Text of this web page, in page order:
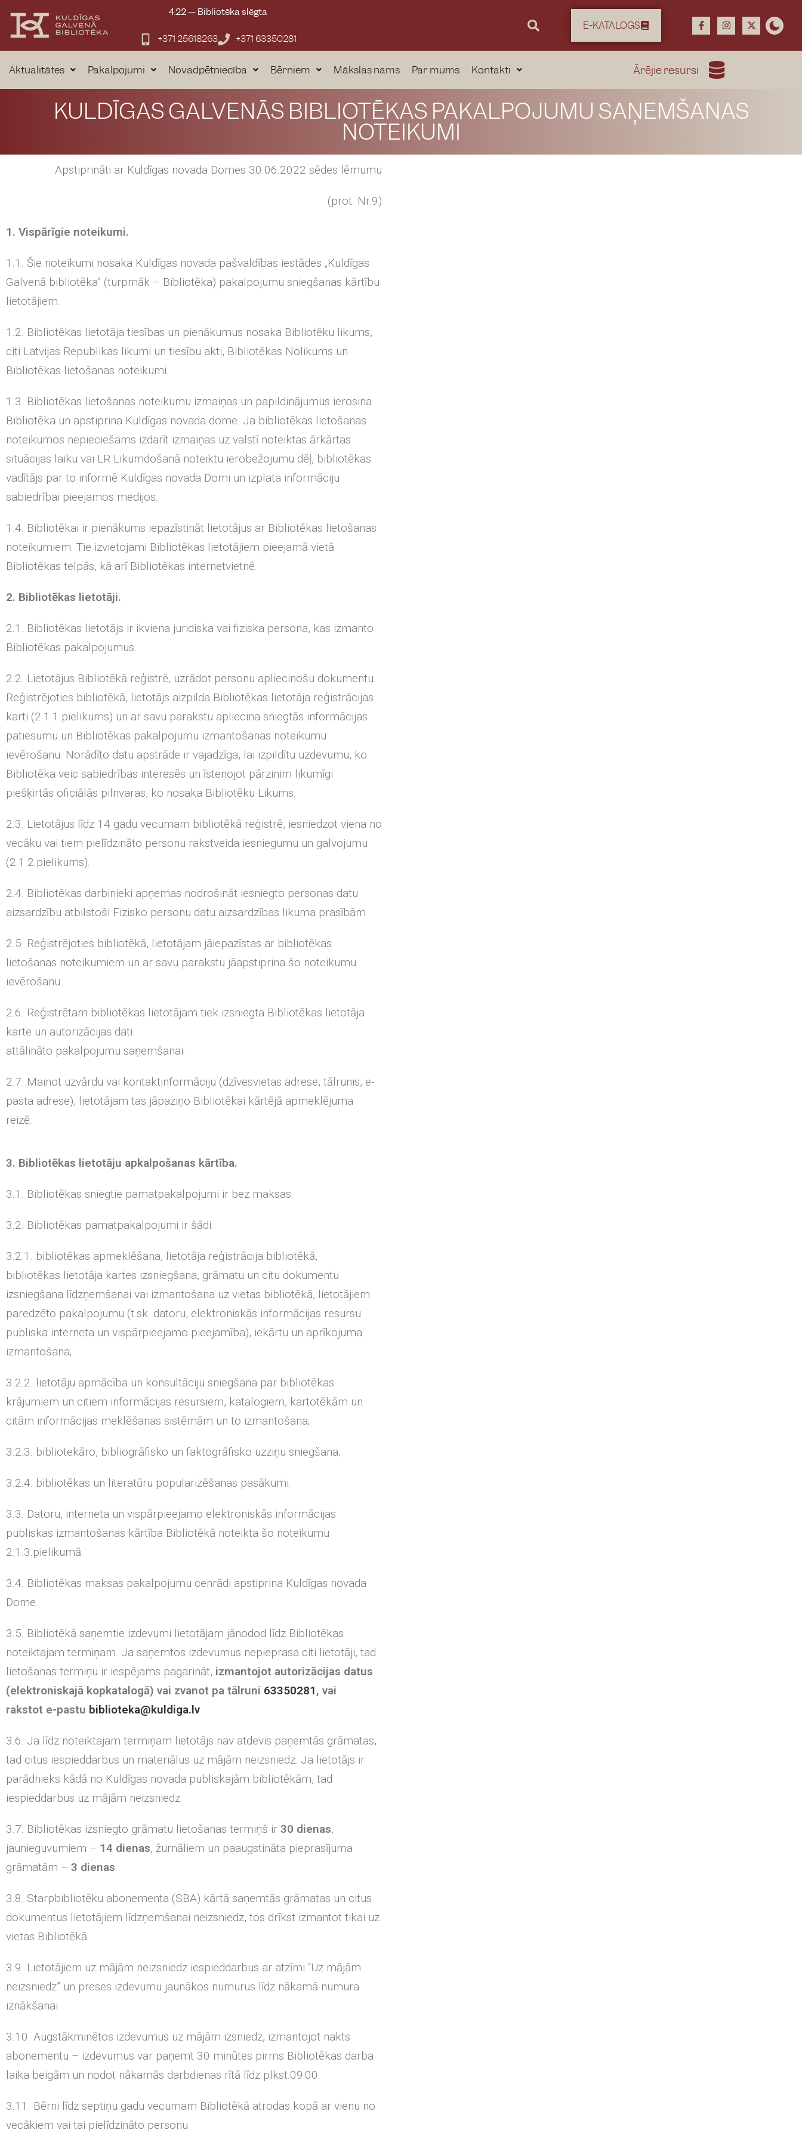
4:22— Bibliotēka slēgta
+371 25618263 +371 63350281
E-KATALOGS
Aktualitātes Pakalpojumi Novadpētniecība Bērniem Mākslas nams Par mums Kontakti Ārējie resursi
KULDĪGAS GALVENĀS BIBLIOTĒKAS PAKALPOJUMU SAŅEMŠANAS
NOTEIKUMI
Apstiprināti ar Kuldīgas novada Domes 30.06.2022 sēdes lēmumu
(prot. Nr.9)
1. Vispārīgie noteikumi.
1.1. Šie noteikumi nosaka Kuldīgas novada pašvaldības iestādes „Kuldīgas
Galvenā bibliotēka” (turpmāk – Bibliotēka) pakalpojumu sniegšanas kārtību
lietotājiem.
1.2. Bibliotēkas lietotāja tiesības un pienākumus nosaka Bibliotēku likums,
citi Latvijas Republikas likumi un tiesību akti, Bibliotēkas Nolikums un
Bibliotēkas lietošanas noteikumi.
1.3. Bibliotēkas lietošanas noteikumu izmaiņas un papildinājumus ierosina
Bibliotēka un apstiprina Kuldīgas novada dome. Ja bibliotēkas lietošanas
noteikumos nepieciešams izdarīt izmaiņas uz valstī noteiktas ārkārtas
situācijas laiku vai LR Likumdošanā noteiktu ierobežojumu dēļ, bibliotēkas
vadītājs par to informē Kuldīgas novada Domi un izplata informāciju
sabiedrībai pieejamos medijos.
1.4. Bibliotēkai ir pienākums iepazīstināt lietotājus ar Bibliotēkas lietošanas
noteikumiem. Tie izvietojami Bibliotēkas lietotājiem pieejamā vietā
Bibliotēkas telpās, kā arī Bibliotēkas internetvietnē.
2. Bibliotēkas lietotāji.
2.1. Bibliotēkas lietotājs ir ikviena juridiska vai fiziska persona, kas izmanto
Bibliotēkas pakalpojumus.
2.2. Lietotājus Bibliotēkā reģistrē, uzrādot personu apliecinošu dokumentu.
Reģistrējoties bibliotēkā, lietotājs aizpilda Bibliotēkas lietotāja reģistrācijas
karti (2.1.1.pielikums) un ar savu parakstu apliecina sniegtās informācijas
patiesumu un Bibliotēkas pakalpojumu izmantošanas noteikumu
ievērošanu. Norādīto datu apstrāde ir vajadzīga, lai izpildītu uzdevumu, ko
Bibliotēka veic sabiedrības interesēs un īstenojot pārzinim likumīgi
piešķirtās oficiālās pilnvaras, ko nosaka Bibliotēku Likums.
2.3. Lietotājus līdz 14 gadu vecumam bibliotēkā reģistrē, iesniedzot viena no
vecāku vai tiem pielīdzināto personu rakstveida iesniegumu un galvojumu
(2.1.2.pielikums).
2.4. Bibliotēkas darbinieki apņemas nodrošināt iesniegto personas datu
aizsardzību atbilstoši Fizisko personu datu aizsardzības likuma prasībām.
2.5. Reģistrējoties bibliotēkā, lietotājam jāiepazīstas ar bibliotēkas
lietošanas noteikumiem un ar savu parakstu jāapstiprina šo noteikumu
ievērošanu.
2.6. Reģistrētam bibliotēkas lietotājam tiek izsniegta Bibliotēkas lietotāja
karte un autorizācijas dati
attālināto pakalpojumu saņemšanai.
2.7. Mainot uzvārdu vai kontaktinformāciju (dzīvesvietas adrese, tālrunis, e-
pasta adrese), lietotājam tas jāpaziņo Bibliotēkai kārtējā apmeklējuma
reizē.
3. Bibliotēkas lietotāju apkalpošanas kārtība.
3.1. Bibliotēkas sniegtie pamatpakalpojumi ir bez maksas.
3.2. Bibliotēkas pamatpakalpojumi ir šādi:
3.2.1. bibliotēkas apmeklēšana, lietotāja reģistrācija bibliotēkā,
bibliotēkas lietotāja kartes izsniegšana, grāmatu un citu dokumentu
izsniegšana līdzņemšanai vai izmantošana uz vietas bibliotēkā, lietotājiem
paredzēto pakalpojumu (t.sk. datoru, elektroniskās informācijas resursu
publiska interneta un vispārpieejamo pieejamība), iekārtu un aprīkojuma
izmantošana;
3.2.2. lietotāju apmācība un konsultāciju sniegšana par bibliotēkas
krājumiem un citiem informācijas resursiem, katalogiem, kartotēkām un
citām informācijas meklēšanas sistēmām un to izmantošana;
3.2.3. bibliotekāro, bibliogrāfisko un faktogrāfisko uzziņu sniegšana;
3.2.4. bibliotēkas un literatūru popularizēšanas pasākumi.
3.3. Datoru, interneta un vispārpieejamo elektroniskās informācijas
publiskas izmantošanas kārtība Bibliotēkā noteikta šo noteikumu
2.1.3.pielikumā.
3.4. Bibliotēkas maksas pakalpojumu cenrādi apstiprina Kuldīgas novada
Dome.
3.5. Bibliotēkā saņemtie izdevumi lietotājam jānodod līdz Bibliotēkas
noteiktajam termiņam. Ja saņemtos izdevumus nepieprasa citi lietotāji, tad
lietošanas termiņu ir iespējams pagarināt, izmantojot autorizācijas datus
(elektroniskajā kopkatalogā) vai zvanot pa tālruni 63350281, vai
rakstot e-pastu biblioteka@kuldiga.lv
3.6. Ja līdz noteiktajam termiņam lietotājs nav atdevis paņemtās grāmatas,
tad citus iespieddarbus un materiālus uz mājām neizsniedz. Ja lietotājs ir
parādnieks kādā no Kuldīgas novada publiskajām bibliotēkām, tad
iespieddarbus uz mājām neizsniedz.
3.7. Bibliotēkas izsniegto grāmatu lietošanas termiņš ir 30 dienas,
jaunieguvumiem – 14 dienas, žurnāliem un paaugstināta pieprasījuma
grāmatām – 3 dienas.
3.8. Starpbibliotēku abonementa (SBA) kārtā saņemtās grāmatas un citus
dokumentus lietotājiem līdzņemšanai neizsniedz, tos drīkst izmantot tikai uz
vietas Bibliotēkā.
3.9. Lietotājiem uz mājām neizsniedz iespieddarbus ar atzīmi “Uz mājām
neizsniedz” un preses izdevumu jaunākos numurus līdz nākamā numura
iznākšanai.
3.10. Augstākminētos izdevumus uz mājām izsniedz, izmantojot nakts
abonementu – izdevumus var paņemt 30 minūtes pirms Bibliotēkas darba
laika beigām un nodot nākamās darbdienas rītā līdz plkst.09:00.
3.11. Bērni līdz septiņu gadu vecumam Bibliotēkā atrodas kopā ar vienu no
vecākiem vai tai pielīdzināto personu.